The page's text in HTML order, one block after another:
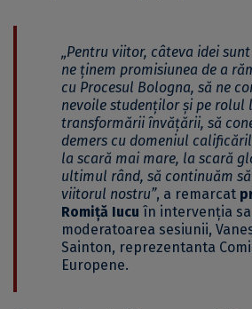
„Pentru viitor, câteva idei
ne ținem promisiunea de a
cu Procesul Bologna, să ne
nevoile studenților și pe rolul
transformării învățării, să
demers cu domeniul
la scară mai mare, la scară
ultimul rând, să continuăm
viitorul nostru”, a remarcat
Romiță Iucu în intervenția
moderatoarea sesiunii,
Sainton, reprezentanta
Europene.